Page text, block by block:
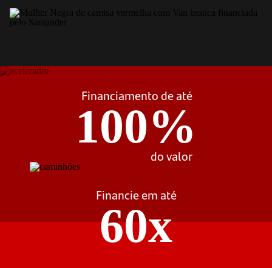
Financiamento de até
100%
do valor
Financie em até
60x